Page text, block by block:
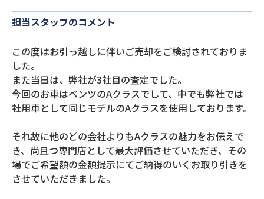
担当スタッフのコメント
この度はお引っ越しに伴いご売却をご検討されておりま
した。
また当日は、弊社が3社目の査定でした。
今回のお車はベンツのAクラスでして、中でも弊社では
社用車として同じモデルのAクラスを使用しております。
それ故に他のどの会社よりもAクラスの魅力をお伝えで
き、尚且つ専門店として最大評価させていただき、その
場でご希望額の金額提示にてご納得のいくお取り引きを
させていただきました。